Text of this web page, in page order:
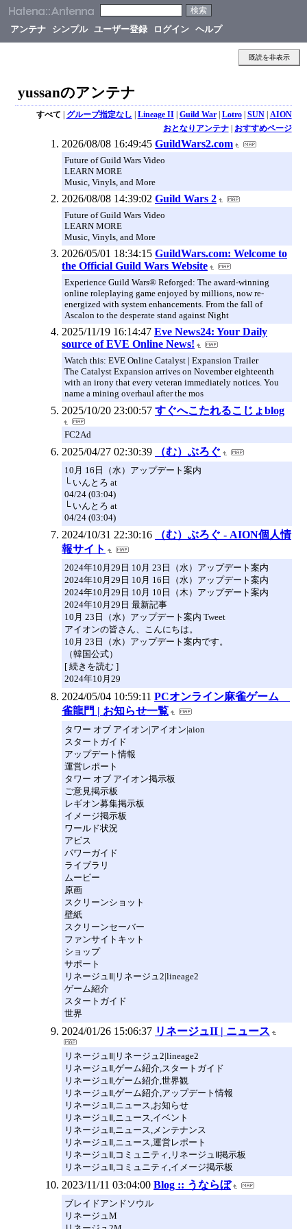
アンテナ シンプル ユーザー登録 ログイン ヘルプ
既読を非表示
yussanのアンテナ
すべて | グループ指定なし | Lineage II| Guild War| Lotro| SUN| AION
おとなりアンテナ| おすすめページ
2026/08/08 16:49:45 GuildWars2.com
Future of Guild Wars Video
LEARN MORE
Music, Vinyls, and More
2026/08/08 14:39:02 Guild Wars 2
Future of Guild Wars Video
LEARN MORE
Music, Vinyls, and More
2026/05/01 18:34:15 GuildWars.com: Welcome to
the Official Guild Wars Website
Experience Guild Wars® Reforged: The award-winning
online roleplaying game enjoyed by millions, now re-
energized with system enhancements. From the fall of
Ascalon to the desperate stand against Night
2025/11/19 16:14:47 Eve News24: Your Daily
source of EVE Online News!
Watch this: EVE Online Catalyst | Expansion Trailer
The Catalyst Expansion arrives on November eighteenth
with an irony that every veteran immediately notices. You
name a mining overhaul after the mos
2025/10/20 23:00:57 すぐへこたれるこじょblog
FC2Ad
2025/04/27 02:30:39 （む）ぶろぐ
10月 16日（水）アップデート案内
└ いんとろ at
04/24 (03:04)
└ いんとろ at
04/24 (03:04)
2024/10/31 22:30:16
（む）ぶろぐ - AION個人情
報サイト
2024年10月29日 10月 23日（水）アップデート案内
2024年10月29日 10月 16日（水）アップデート案内
2024年10月29日 10月 10日（木）アップデート案内
2024年10月29日 最新記事
10月 23日（水）アップデート案内 Tweet
アイオンの皆さん、こんにちは。
10月 23日（水）アップデート案内です。
（韓国公式）
[ 続きを読む ]
2024年10月29
2024/05/04 10:59:11 PCオンライン麻雀ゲーム
雀龍門 | お知らせ一覧
タワー オブ アイオン|アイオン|aion
スタートガイド
アップデート情報
運営レポート
タワー オブ アイオン掲示板
ご意見掲示板
レギオン募集掲示板
イメージ掲示板
ワールド状況
アビス
パワーガイド
ライブラリ
ムービー
原画
スクリーンショット
壁紙
スクリーンセーバー
ファンサイトキット
ショップ
サポート
リネージュⅡ|リネージュ2|lineage2
ゲーム紹介
スタートガイド
世界
2024/01/26 15:06:37 リネージュII | ニュース
リネージュⅡ|リネージュ2|lineage2
リネージュⅡ,ゲーム紹介,スタートガイド
リネージュⅡ,ゲーム紹介,世界観
リネージュⅡ,ゲーム紹介,アップデート情報
リネージュⅡ,ニュース,お知らせ
リネージュⅡ,ニュース,イベント
リネージュⅡ,ニュース,メンテナンス
リネージュⅡ,ニュース,運営レポート
リネージュⅡ,コミュニティ,リネージュⅡ掲示板
リネージュⅡ,コミュニティ,イメージ掲示板
2023/11/11 03:04:00 Blog :: うならぼ
ブレイドアンドソウル
リネージュM